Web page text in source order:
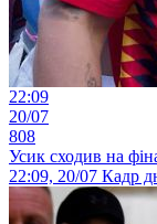
22:09
20/07
808
Усик сходив на
22:09, 20/07 Кадр